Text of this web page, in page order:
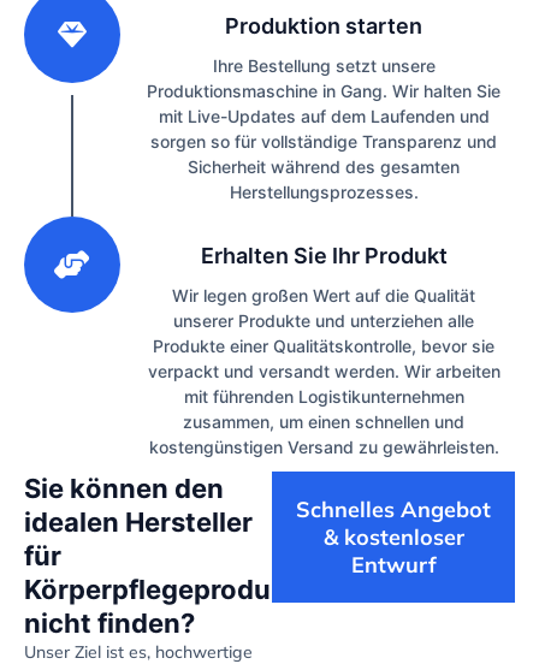
Produktion starten
Ihre Bestellung setzt unsere
Produktionsmaschine in Gang. Wir halten Sie
mit Live-Updates auf dem Laufenden und
sorgen so für vollständige Transparenz und
Sicherheit während des gesamten
Herstellungsprozesses.
Erhalten Sie Ihr Produkt
Wir legen großen Wert auf die Qualität
unserer Produkte und unterziehen alle
Produkte einer Qualitätskontrolle, bevor sie
verpackt und versandt werden. Wir arbeiten
mit führenden Logistikunternehmen
zusammen, um einen schnellen und
kostengünstigen Versand zu gewährleisten.
Sie können den
idealen Hersteller
für
Körperpflegeprodukte
nicht finden?
Unser Ziel ist es, hochwertige
Schnelles Angebot
& kostenloser
Entwurf